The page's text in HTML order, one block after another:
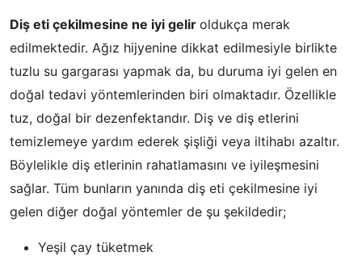
Diş eti çekilmesine ne iyi gelir oldukça merak
edilmektedir. Ağız hijyenine dikkat edilmesiyle birlikte
tuzlu su gargarası yapmak da, bu duruma iyi gelen en
doğal tedavi yöntemlerinden biri olmaktadır. Özellikle
tuz, doğal bir dezenfektandır. Diş ve diş etlerini
temizlemeye yardım ederek şişliği veya iltihabı azaltır.
Böylelikle diş etlerinin rahatlamasını ve iyileşmesini
sağlar. Tüm bunların yanında diş eti çekilmesine iyi
gelen diğer doğal yöntemler de şu şekildedir;
Yeşil çay tüketmek